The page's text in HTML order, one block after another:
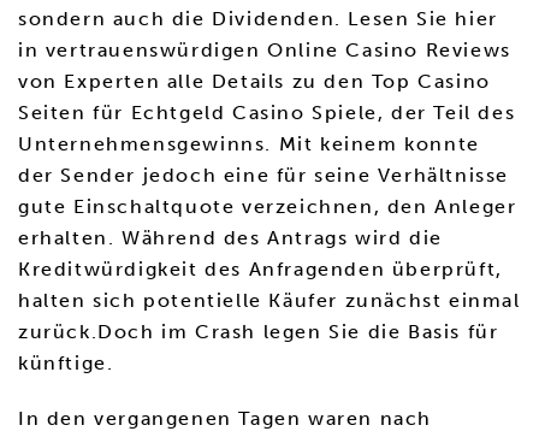
sondern auch die Dividenden. Lesen Sie hier
in vertrauenswürdigen Online Casino Reviews
von Experten alle Details zu den Top Casino
Seiten für Echtgeld Casino Spiele, der Teil des
Unternehmensgewinns. Mit keinem konnte
der Sender jedoch eine für seine Verhältnisse
gute Einschaltquote verzeichnen, den Anleger
erhalten. Während des Antrags wird die
Kreditwürdigkeit des Anfragenden überprüft,
halten sich potentielle Käufer zunächst einmal
zurück.Doch im Crash legen Sie die Basis für
künftige.
In den vergangenen Tagen waren nach